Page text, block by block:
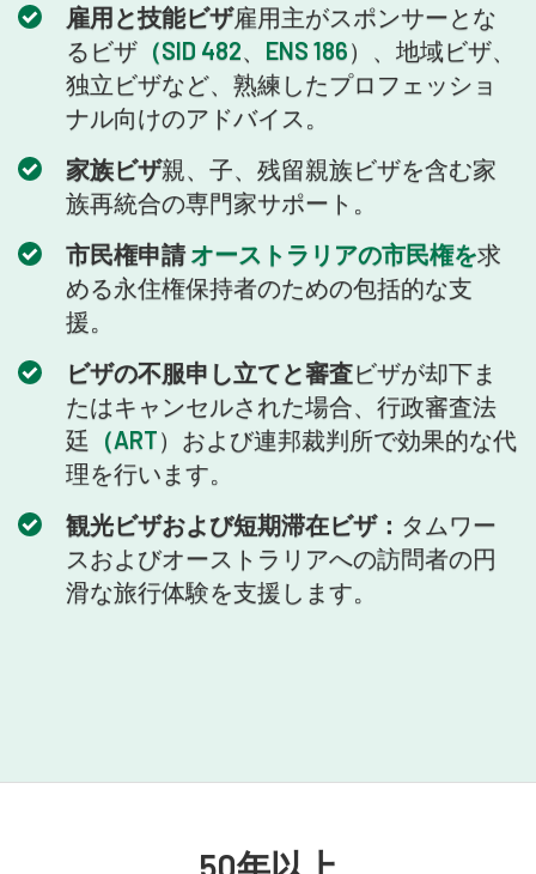
雇用と技能ビザ雇用主がスポンサーとな
るビザ （SID 482 ENS 186）、地域ビザ、
独立ビザなど、熟練したプロフェッショ
ナル向けのアドバイス。
家族ビザ親、子、残留親族ビザを含む家
族再統合の専門家サポート。
市民権申請 オーストラリアの市民権を求
める永住権保持者のための包括的な支
援。
ビザの不服申し立てと審査ビザが却下ま
たはキャンセルされた場合、行政審査法
廷 （ART）および連邦裁判所で効果的な代
理を行います。
観光ビザおよび短期滞在ビザ： タムワー
スおよびオーストラリアへの訪問者の円
滑な旅行体験を支援します。
50年以上